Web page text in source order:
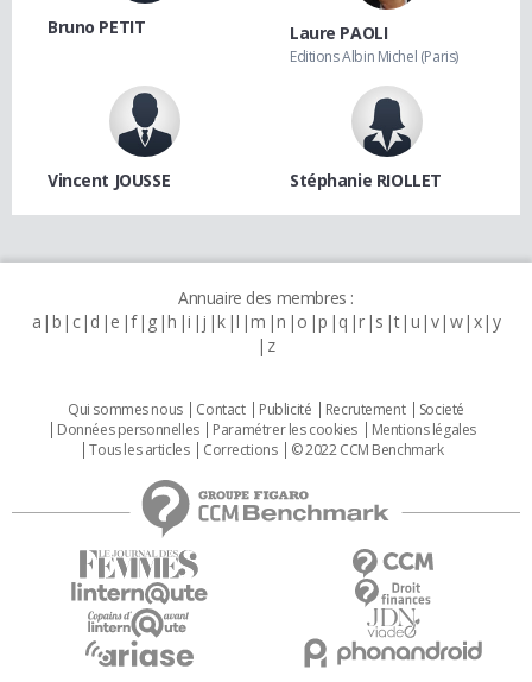
Bruno PETIT Laure PAOLI
Editions Albin Michel (Paris)
Vincent JOUSSE Stéphanie RIOLLET
Annuaire des membres :
a b c d e f g h i j k l m n o p q r s t u v w x y
z
Qui sommes nous Contact Publicité Recrutement
Societé
Données personnelles
Paramétrer les cookies
Mentions légales
Tous les articles
Corrections © 2022 CCM Benchmark